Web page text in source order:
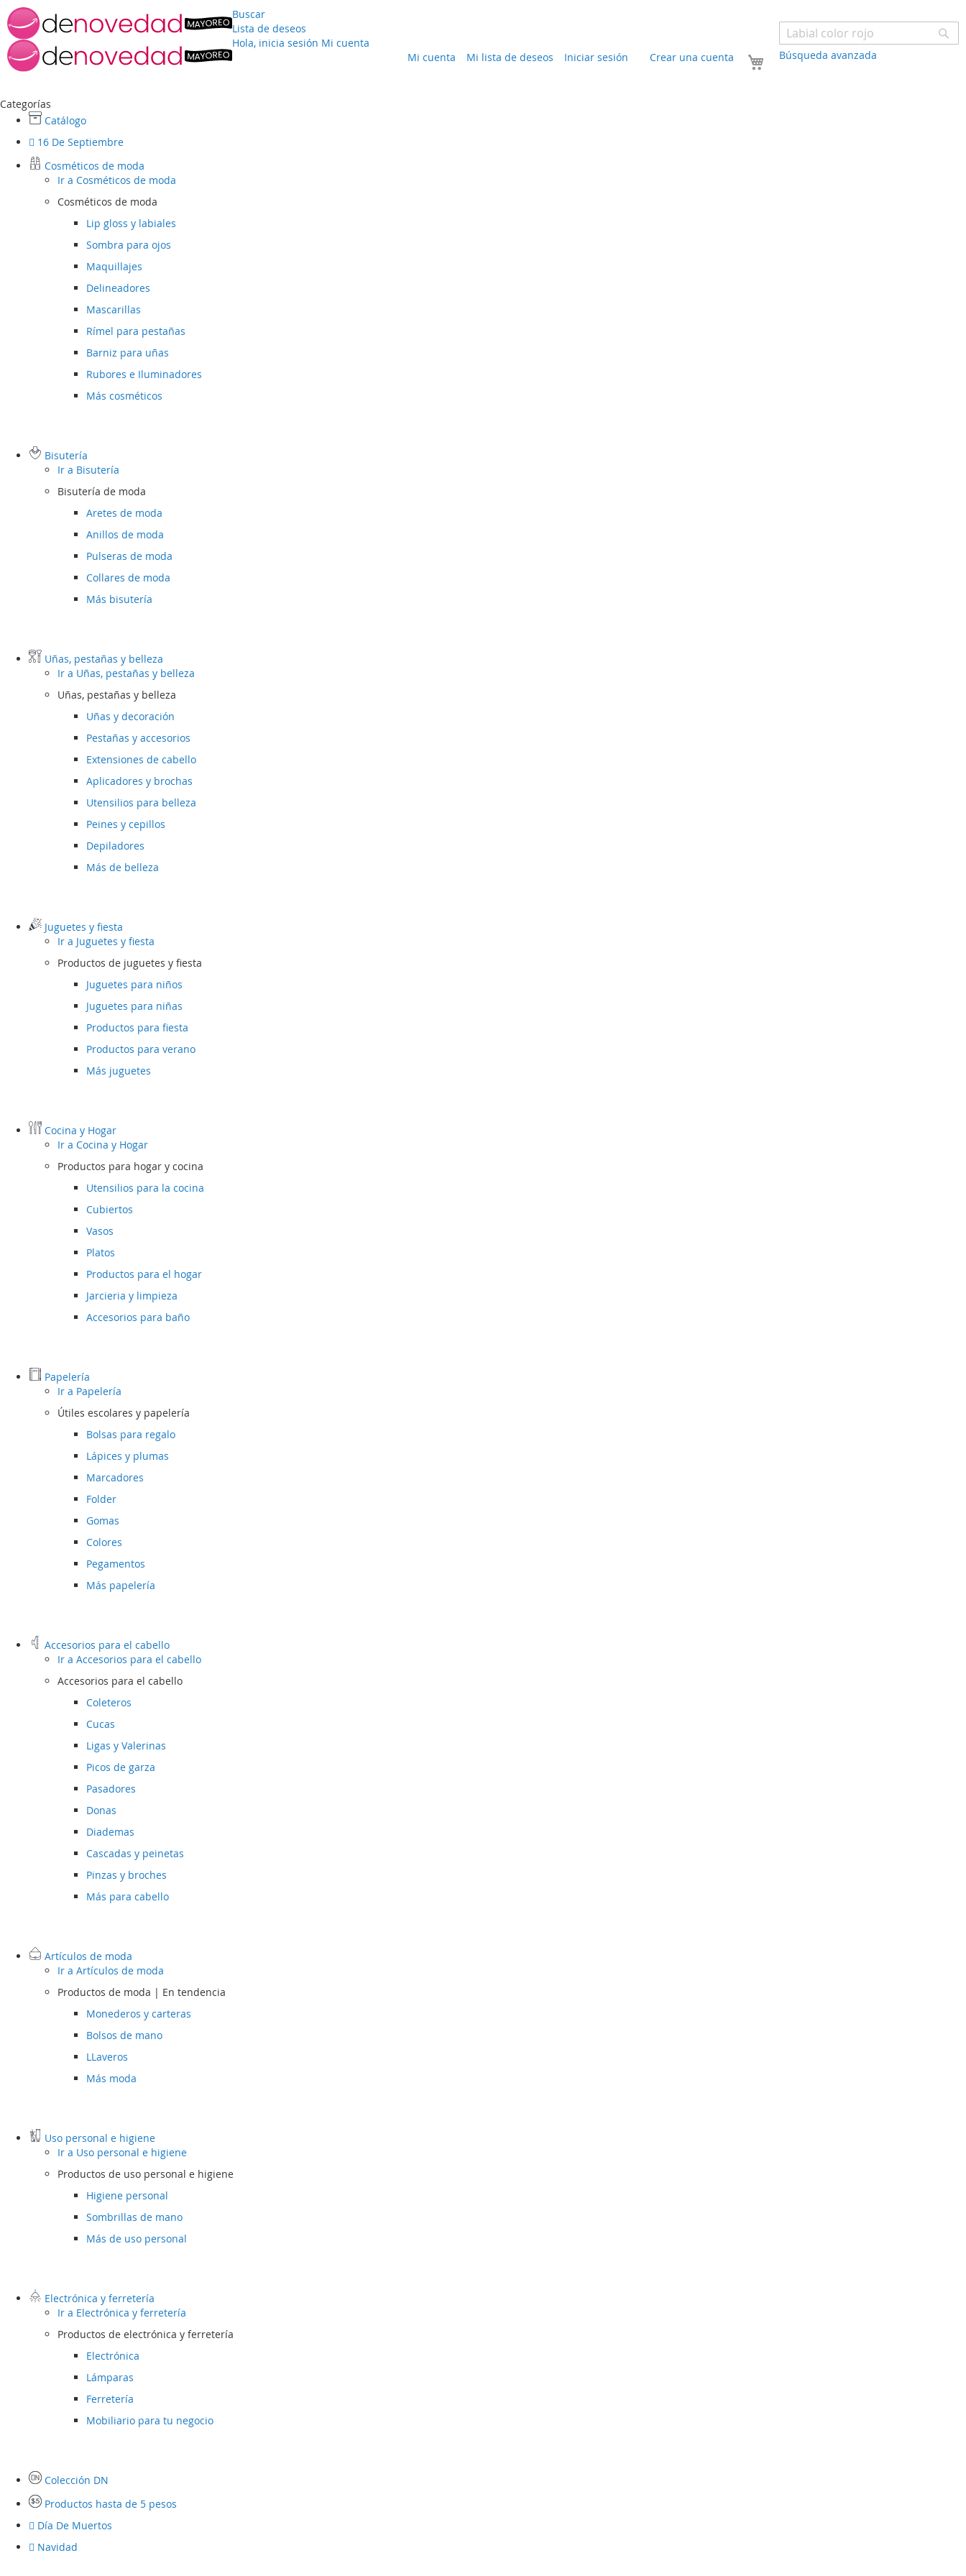
Buscar
Búsqueda avanzada
Lista de deseos
Hola, inicia sesión Mi cuenta
Mi carrito
Mi cuenta Mi lista de deseos Iniciar sesión Crear una cuenta
Categorías
Catálogo
16 De Septiembre
Cosméticos de moda
Ir a Cosméticos de moda
Cosméticos de moda
Lip gloss y labiales
Sombra para ojos
Maquillajes
Delineadores
Mascarillas
Rímel para pestañas
Barniz para uñas
Rubores e Iluminadores
Más cosméticos
Bisutería
Ir a Bisutería
Bisutería de moda
Aretes de moda
Anillos de moda
Pulseras de moda
Collares de moda
Más bisutería
Uñas, pestañas y belleza
Ir a Uñas, pestañas y belleza
Uñas, pestañas y belleza
Uñas y decoración
Pestañas y accesorios
Extensiones de cabello
Aplicadores y brochas
Utensilios para belleza
Peines y cepillos
Depiladores
Más de belleza
Juguetes y fiesta
Ir a Juguetes y fiesta
Productos de juguetes y fiesta
Juguetes para niños
Juguetes para niñas
Productos para fiesta
Productos para verano
Más juguetes
Cocina y Hogar
Ir a Cocina y Hogar
Productos para hogar y cocina
Utensilios para la cocina
Cubiertos
Vasos
Platos
Productos para el hogar
Jarcieria y limpieza
Accesorios para baño
Papelería
Ir a Papelería
Útiles escolares y papelería
Bolsas para regalo
Lápices y plumas
Marcadores
Folder
Gomas
Colores
Pegamentos
Más papelería
Accesorios para el cabello
Ir a Accesorios para el cabello
Accesorios para el cabello
Coleteros
Cucas
Ligas y Valerinas
Picos de garza
Pasadores
Donas
Diademas
Cascadas y peinetas
Pinzas y broches
Más para cabello
Artículos de moda
Ir a Artículos de moda
Productos de moda | En tendencia
Monederos y carteras
Bolsos de mano
LLaveros
Más moda
Uso personal e higiene
Ir a Uso personal e higiene
Productos de uso personal e higiene
Higiene personal
Sombrillas de mano
Más de uso personal
Electrónica y ferretería
Ir a Electrónica y ferretería
Productos de electrónica y ferretería
Electrónica
Lámparas
Ferretería
Mobiliario para tu negocio
Colección DN
Productos hasta de 5 pesos
Día De Muertos
Navidad